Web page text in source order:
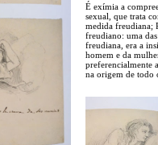
É exímia a
sexual, que trata
medida freudiana;
freudiano: uma
freudiana, era a
homem e da
preferencialmente
na origem de todo